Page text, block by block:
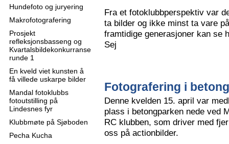
Hundefoto og juryering
Makrofotografering
Prosjekt
refleksjonsbasseng og
Kvartalsbildekonkurranse
runde 1
En kveld viet kunsten å
få villede uskarpe bilder
Mandal fotoklubbs
fotoutstilling på
Lindesnes fyr
Klubbmøte på Sjøboden
Pecha Kucha
Fra et fotoklubbperspektiv var
ta bilder og ikke minst ta vare
framtidige generasjoner kan se
Sej
Fotografering i
Denne kvelden 15. april var
plass i betongparken nede ved
RC klubben, som driver med
oss på actionbilder.